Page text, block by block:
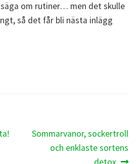
om rutiner… men det skulle
så det får bli nästa inlägg
Nästa
inlägg:
Sommarvanor, sockertroll
och enklaste sortens
detox